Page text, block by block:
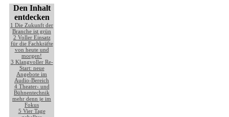
Den Inhalt
entdecken
1 Die Zukunft der
Branche ist grün
2 Voller Einsatz
für die Fachkräfte
von heute und
morgen!
3 Klangvoller Re-
Start: neue
Angebote im
Audio-Bereich
4 Theater- und
Bühnentechnik
mehr denn je im
Fokus
5 Vier Tage